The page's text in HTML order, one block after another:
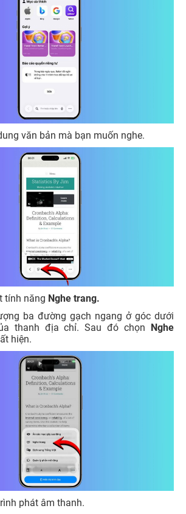
văn bản mà bạn muốn nghe.
tính năng Nghe trang.
ba đường gạch ngang ở góc dưới
thanh địa chỉ. Sau đó chọn Nghe
hiện.
phát âm thanh.